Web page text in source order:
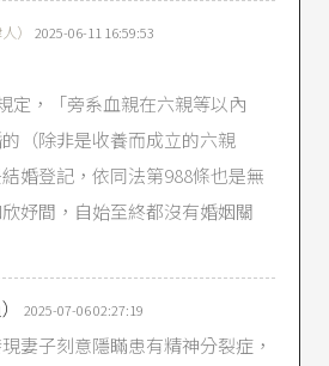
） 2025-06-11 16:59:53
定，「旁系血親在六親等以內
（除非是收養而成立的六親
婚登記，依同法第988條也是無
妤間，自始至終都沒有婚姻關
2025-07-06 02:27:19
妻子刻意隱瞞患有精神分裂症，